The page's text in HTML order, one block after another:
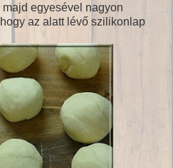
egyesével nagyon
az alatt lévő szilikonlap